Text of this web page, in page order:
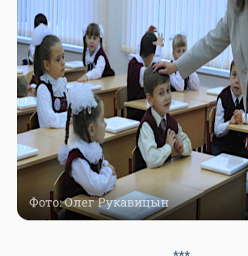
Фото: Олег Рукавицын